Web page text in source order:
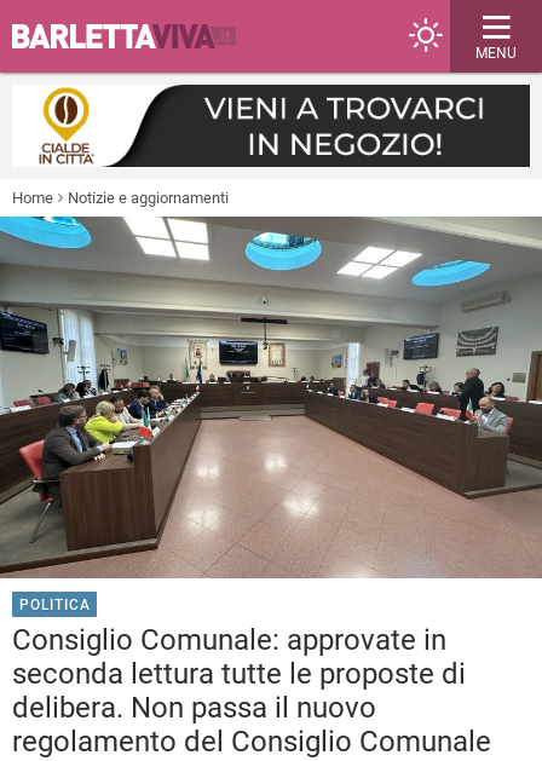
MENU
Home Notizie e aggiornamenti
POLITICA
Consiglio Comunale: approvate in
seconda lettura tutte le proposte di
delibera. Non passa il nuovo
regolamento del Consiglio Comunale